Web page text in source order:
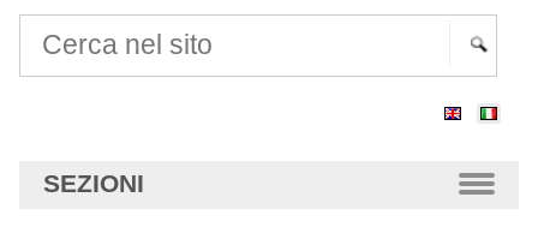
SEZIONI